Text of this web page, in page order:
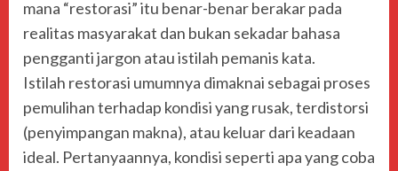
mana “restorasi” itu benar-benar berakar pada
realitas masyarakat dan bukan sekadar bahasa
pengganti jargon atau istilah pemanis kata.
Istilah restorasi umumnya dimaknai sebagai proses
pemulihan terhadap kondisi yang rusak, terdistorsi
(penyimpangan makna), atau keluar dari keadaan
ideal. Pertanyaannya, kondisi seperti apa yang coba